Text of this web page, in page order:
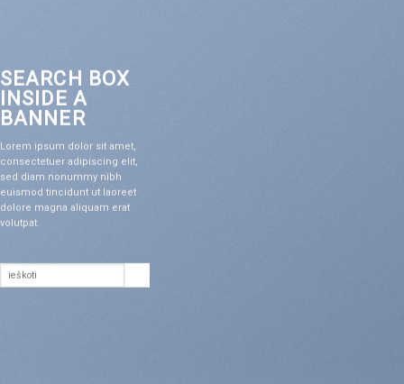
SEARCH BOX
INSIDE A
BANNER
Lorem ipsum dolor sit amet,
consectetuer adipiscing elit,
sed diam nonummy nibh
euismod tincidunt ut laoreet
dolore magna aliquam erat
volutpat.
Ieškoti: